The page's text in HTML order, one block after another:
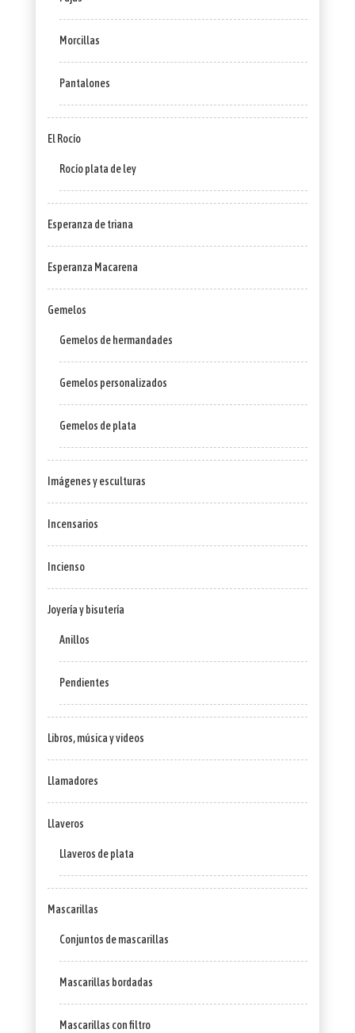
Morcillas
Pantalones
El Rocío
Rocío plata de ley
Esperanza de triana
Esperanza Macarena
Gemelos
Gemelos de hermandades
Gemelos personalizados
Gemelos de plata
Imágenes y esculturas
Incensarios
Incienso
Joyería y bisutería
Anillos
Pendientes
Libros, música y videos
Llamadores
Llaveros
Llaveros de plata
Mascarillas
Conjuntos de mascarillas
Mascarillas bordadas
Mascarillas con filtro